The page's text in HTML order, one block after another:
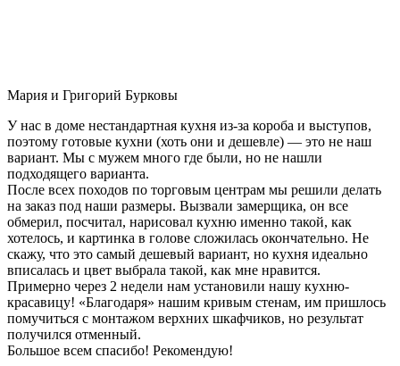
Мария и Григорий Бурковы
У нас в доме нестандартная кухня из-за короба и выступов,
поэтому готовые кухни (хоть они и дешевле) — это не наш
вариант. Мы с мужем много где были, но не нашли
подходящего варианта.
После всех походов по торговым центрам мы решили делать
на заказ под наши размеры. Вызвали замерщика, он все
обмерил, посчитал, нарисовал кухню именно такой, как
хотелось, и картинка в голове сложилась окончательно. Не
скажу, что это самый дешевый вариант, но кухня идеально
вписалась и цвет выбрала такой, как мне нравится.
Примерно через 2 недели нам установили нашу кухню-
красавицу! «Благодаря» нашим кривым стенам, им пришлось
помучиться с монтажом верхних шкафчиков, но результат
получился отменный.
Большое всем спасибо! Рекомендую!